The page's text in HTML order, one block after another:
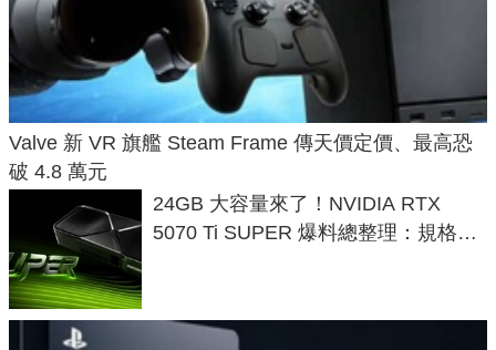
Valve 新 VR 旗艦 Steam Frame 傳天價定價、最高恐
破 4.8 萬元
24GB 大容量來了！NVIDIA RTX
5070 Ti SUPER 爆料總整理：規格、